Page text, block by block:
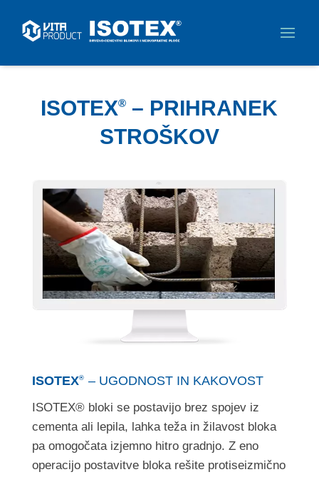
ISOTEX® – PRIHRANEK
STROŠKOV
ISOTEX® – UGODNOST IN KAKOVOST
ISOTEX® bloki se postavijo brez spojev iz
cementa ali lepila, lahka teža in žilavost bloka
pa omogočata izjemno hitro gradnjo. Z eno
operacijo postavitve bloka rešite protiseizmično